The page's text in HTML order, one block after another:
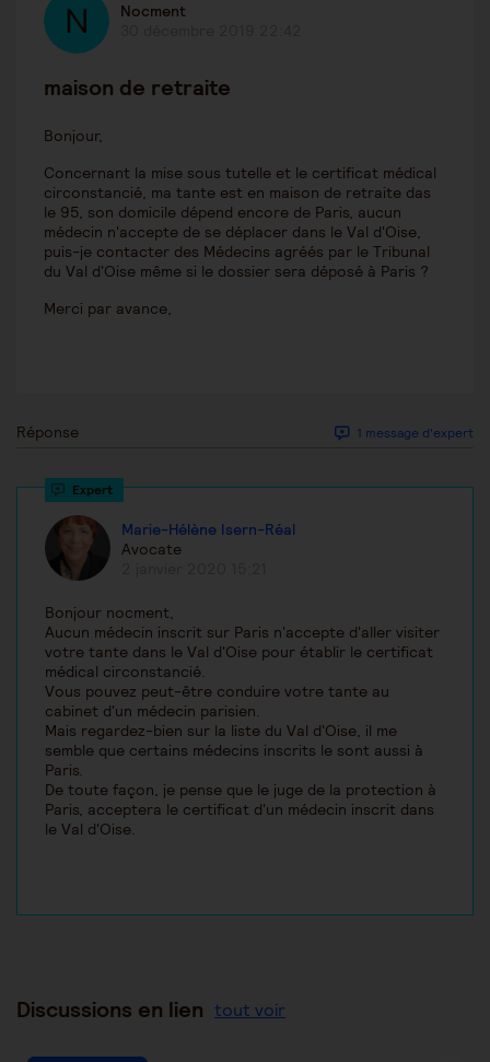
Nocment
maison de retraite
Bonjour,
Concernant la mise sous tutelle et le certificat médical
circonstancié, ma tante est en maison de retraite das
le 95, son domicile dépend encore de Paris, aucun
médecin n'accepte de se déplacer dans le Val d'Oise,
puis-je contacter des Médecins agréés par le Tribunal
du Val d'Oise même si le dossier sera déposé à Paris ?
Merci par avance,
Réponse 1 message d'expert
Marie-Hélène Isern-Réal
Avocate
Bonjour nocment,
Aucun médecin inscrit sur Paris n'accepte d'aller visiter
votre tante dans le Val d'Oise pour établir le certificat
médical circonstancié.
Vous pouvez peut-être conduire votre tante au
cabinet d'un médecin parisien.
Mais regardez-bien sur la liste du Val d'Oise, il me
semble que certains médecins inscrits le sont aussi à
Paris.
De toute façon, je pense que le juge de la protection à
Paris, acceptera le certificat d'un médecin inscrit dans
le Val d'Oise.
Discussions en lien tout voir